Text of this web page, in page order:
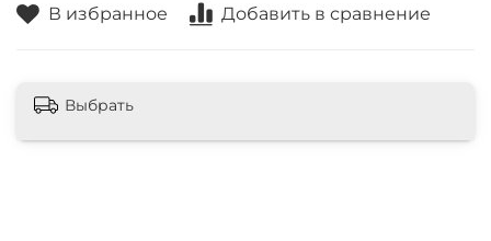
В избранное Добавить в сравнение
Выбрать